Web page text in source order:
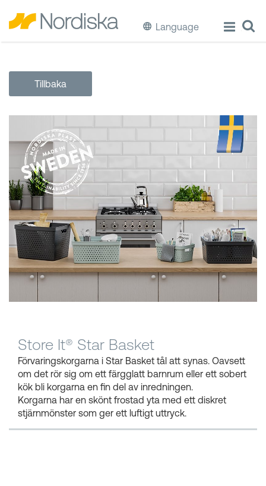
Language
Laga & Förvara mat
Diska & Städa
Förvaring
Källsortering
Hinkar & Tunnor
Tillbaka
Store It® Star Basket
Förvaringskorgarna i Star Basket tål att synas. Oavsett
om det rör sig om ett färgglatt barnrum eller ett sobert
kök bli korgarna en fin del av inredningen.
Korgarna har en skönt frostad yta med ett diskret
stjärnmönster som ger ett luftigt uttryck.